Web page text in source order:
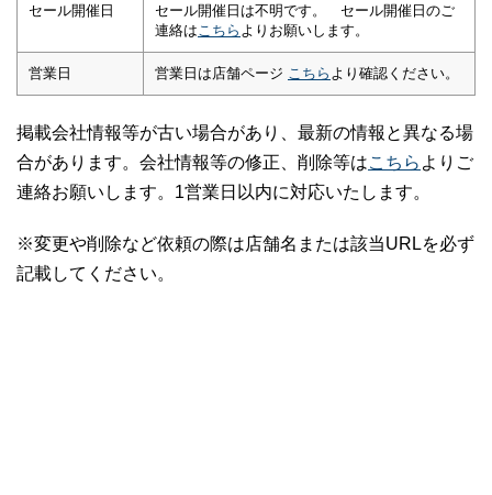
セール開催日
セール開催日は不明です。 セール開催日のご
連絡は こちら よりお願いします。
営業日 営業日は店舗ページ こちら より確認ください。
掲載会社情報等が古い場合があり、最新の情報と異なる場
合があります。会社情報等の修正、削除等はこちら よりご
連絡お願いします。1営業日以内に対応いたします。
※変更や削除など依頼の際は店舗名または該当URLを必ず
記載してください。